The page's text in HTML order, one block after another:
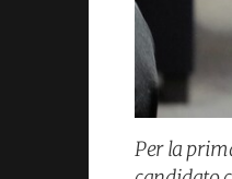
Per la